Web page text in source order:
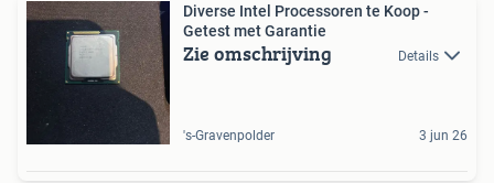
Diverse Intel Processoren te Koop -
Getest met Garantie
Zie omschrijving Details
's-Gravenpolder 3 jun 26